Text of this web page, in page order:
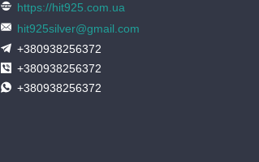
https://hit925.com.ua
hit925silver@gmail.com
+380938256372
+380938256372
+380938256372